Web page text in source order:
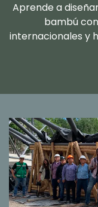
Aprende a
bambú
internacionales y